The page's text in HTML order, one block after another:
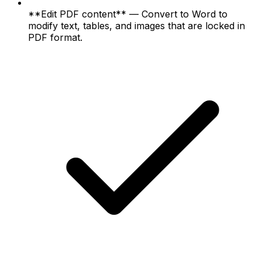
**Edit PDF content** — Convert to Word to
modify text, tables, and images that are locked in
PDF format.